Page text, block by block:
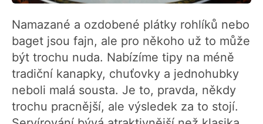
Namazané a ozdobené plátky rohlíků nebo
baget jsou fajn, ale pro někoho už to může
být trochu nuda. Nabízíme tipy na méně
tradiční kanapky, chuťovky a jednohubky
neboli malá sousta. Je to, pravda, někdy
trochu pracnější, ale výsledek za to stojí.